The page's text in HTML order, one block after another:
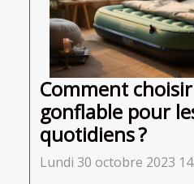
Comment
gonflable pour
quotidiens ?
Lundi 30 octobre 2023